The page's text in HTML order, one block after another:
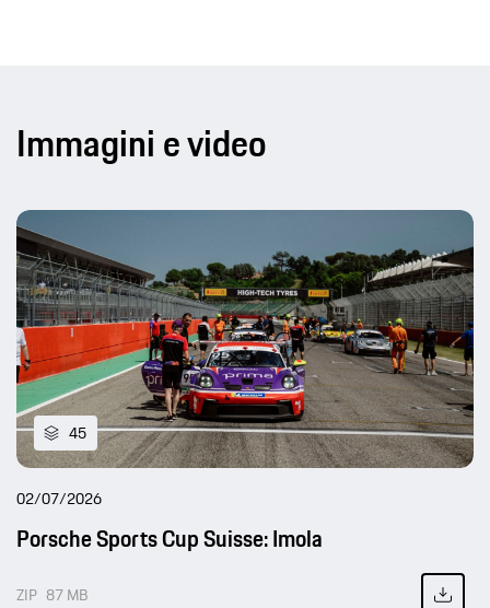
Immagini e video
45
02/07/2026
Porsche Sports Cup Suisse: Imola
ZIP 87 MB